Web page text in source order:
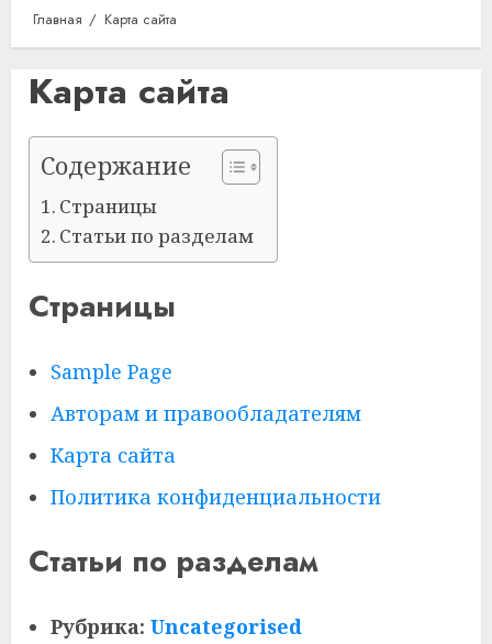
Главная Карта сайта
Карта сайта
Содержание
Страницы
Статьи по разделам
Страницы
Sample Page
Авторам и правообладателям
Карта сайта
Политика конфиденциальности
Статьи по разделам
Рубрика: Uncategorised